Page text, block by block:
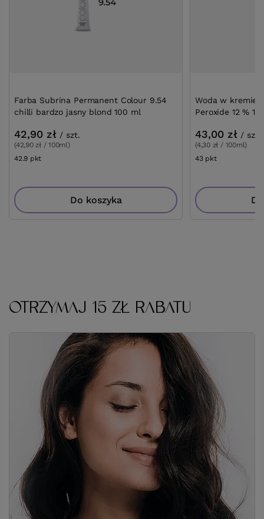
Farba Subrina Permanent Colour 9.54
chilli bardzo jasny blond 100 ml
42,90 zł / szt.
(42,90 zł / 100ml)
42.9 pkt
Do koszyka
Woda w kremie
Peroxide 12 %
43,00 zł / szt.
(4,30 zł / 100ml)
43 pktpunktów
OTRZYMAJ 15 ZŁ RABATU